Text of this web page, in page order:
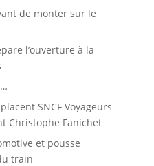
de monter sur le
l’ouverture à la
SNCF Voyageurs
Christophe Fanichet
et pousse
train